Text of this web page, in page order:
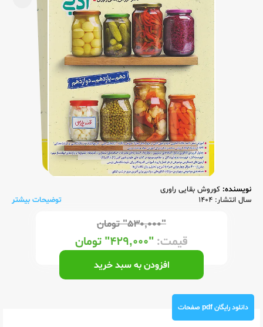
نویسنده: کوروش بقایی راوری
سال انتشار: 1404
توضیحات بیشتر
"۵۳۰,۰۰۰" تومان
قیمت: "۴۲۹,۰۰۰" تومان
افزودن به سبد خرید
دانلود رایگان pdf صفحات